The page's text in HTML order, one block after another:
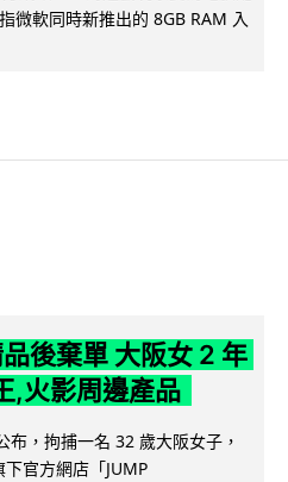
微軟同時新推出的 8GB RAM 入
後棄單 大阪女 2 年
,火影周邊產品
布，拘捕一名 32 歲大阪女子，
官方網店「JUMP